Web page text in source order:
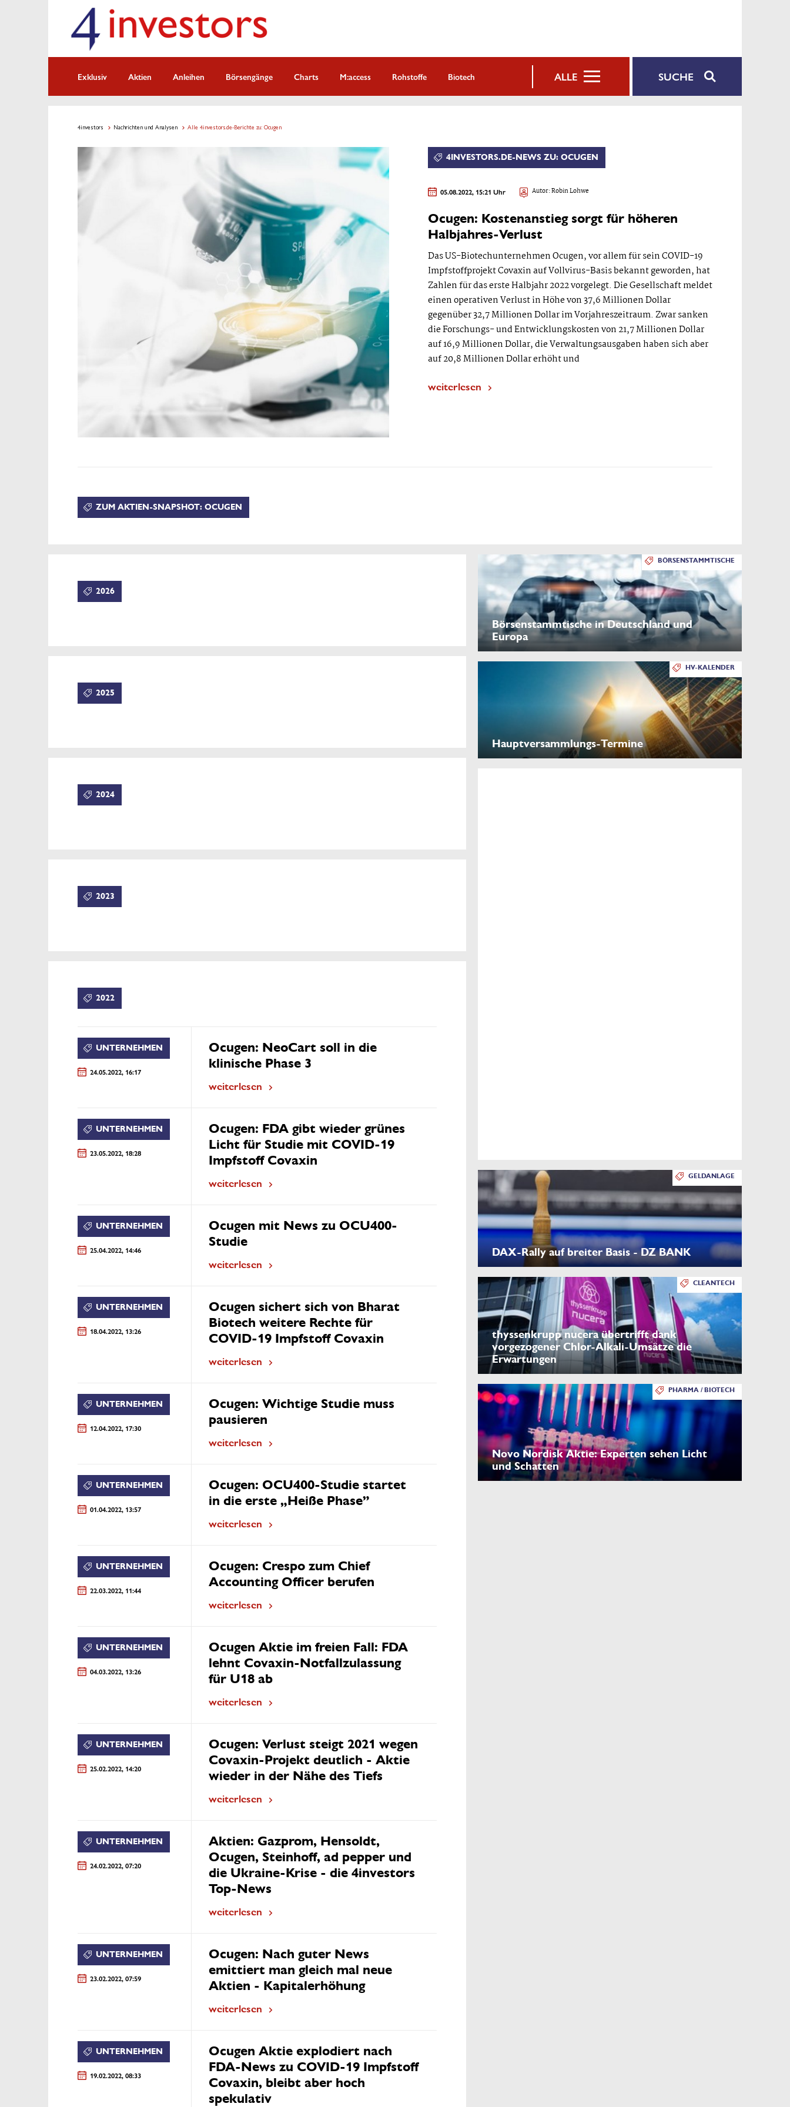
SUCHE
ALLE
Exklusiv Aktien Anleihen Börsengänge Charts M:access Rohstoffe Biotech
4investors Nachrichten und Analysen Alle 4investors.de-Berichte zu: Ocugen
4INVESTORS.DE-NEWS ZU: OCUGEN
05.08.2022, 15:21 Uhr Autor:Robin Lohwe
Ocugen: Kostenanstieg sorgt für höheren
Halbjahres-Verlust
Das US-Biotechunternehmen Ocugen, vor allem für sein COVID-19
Impfstoffprojekt Covaxin auf Vollvirus-Basis bekannt geworden, hat
Zahlen für das erste Halbjahr 2022 vorgelegt. Die Gesellschaft meldet
einen operativen Verlust in Höhe von 37,6 Millionen Dollar
gegenüber 32,7 Millionen Dollar im Vorjahreszeitraum. Zwar sanken
die Forschungs- und Entwicklungskosten von 21,7 Millionen Dollar
auf 16,9 Millionen Dollar, die Verwaltungsausgaben haben sich aber
auf 20,8 Millionen Dollar erhöht und
weiterlesen
ZUM AKTIEN-SNAPSHOT: OCUGEN
2026
2025
2024
2023
2022
UNTERNEHMEN
24.05.2022, 16:17
Ocugen: NeoCart soll in die
klinische Phase 3
weiterlesen
UNTERNEHMEN
23.05.2022, 18:28
Ocugen: FDA gibt wieder grünes
Licht für Studie mit COVID-19
Impfstoff Covaxin
weiterlesen
UNTERNEHMEN
25.04.2022, 14:46
Ocugen mit News zu OCU400-
Studie
weiterlesen
UNTERNEHMEN
18.04.2022, 13:26
Ocugen sichert sich von Bharat
Biotech weitere Rechte für
COVID-19 Impfstoff Covaxin
weiterlesen
UNTERNEHMEN
12.04.2022, 17:30
Ocugen: Wichtige Studie muss
pausieren
weiterlesen
UNTERNEHMEN
01.04.2022, 13:57
Ocugen: OCU400-Studie startet
in die erste „Heiße Phase”
weiterlesen
UNTERNEHMEN
22.03.2022, 11:44
Ocugen: Crespo zum Chief
Accounting Officer berufen
weiterlesen
UNTERNEHMEN
04.03.2022, 13:26
Ocugen Aktie im freien Fall: FDA
lehnt Covaxin-Notfallzulassung
für U18 ab
weiterlesen
UNTERNEHMEN
25.02.2022, 14:20
Ocugen: Verlust steigt 2021 wegen
Covaxin-Projekt deutlich - Aktie
wieder in der Nähe des Tiefs
weiterlesen
UNTERNEHMEN
24.02.2022, 07:20
Aktien: Gazprom, Hensoldt,
Ocugen, Steinhoff, ad pepper und
die Ukraine-Krise - die 4investors
Top-News
weiterlesen
UNTERNEHMEN
23.02.2022, 07:59
Ocugen: Nach guter News
emittiert man gleich mal neue
Aktien - Kapitalerhöhung
weiterlesen
UNTERNEHMEN
19.02.2022, 08:33
Ocugen Aktie explodiert nach
FDA-News zu COVID-19 Impfstoff
Covaxin, bleibt aber hoch
spekulativ
BÖRSENSTAMMTISCHE
Börsenstammtische in Deutschland und
Europa
HV-KALENDER
Hauptversammlungs-Termine
GELDANLAGE
DAX-Rally auf breiter Basis - DZ BANK
CLEANTECH
thyssenkrupp nucera übertrifft dank
vorgezogener Chlor-Alkali-Umsätze die
Erwartungen
PHARMA / BIOTECH
Novo Nordisk Aktie: Experten sehen Licht
und Schatten